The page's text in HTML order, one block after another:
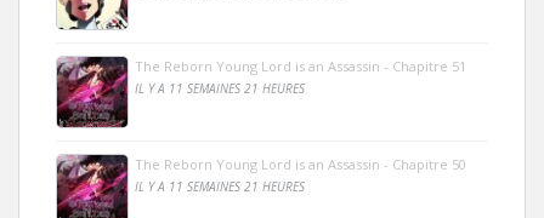
The Reborn Young Lord is an Assassin - Chapitre 51
IL Y A 11 SEMAINES 21 HEURES
The Reborn Young Lord is an Assassin - Chapitre 50
IL Y A 11 SEMAINES 21 HEURES